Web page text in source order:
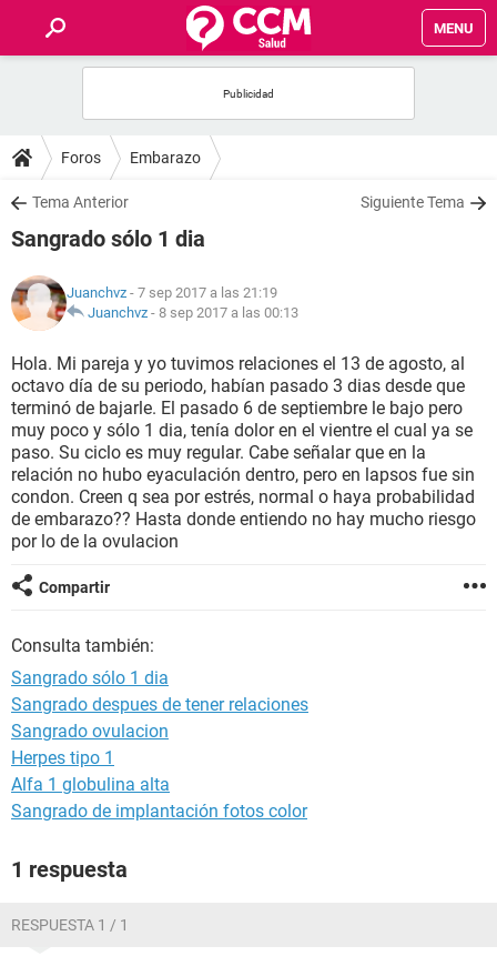
MENU
FOROS
SALUD
FAMILIA
NUTRICIÓN
BIENESTAR
SEXUALIDAD
GLOSARIO
Foros Embarazo
Tema Anterior Siguiente Tema
Sangrado sólo 1 dia
Juanchvz - 7 sep 2017 a las 21:19
Juanchvz - 8 sep 2017 a las 00:13
Hola. Mi pareja y yo tuvimos relaciones el 13 de agosto, al
octavo día de su periodo, habían pasado 3 dias desde que
terminó de bajarle. El pasado 6 de septiembre le bajo pero
muy poco y sólo 1 dia, tenía dolor en el vientre el cual ya se
paso. Su ciclo es muy regular. Cabe señalar que en la
relación no hubo eyaculación dentro, pero en lapsos fue sin
condon. Creen q sea por estrés, normal o haya probabilidad
de embarazo?? Hasta donde entiendo no hay mucho riesgo
por lo de la ovulacion
Compartir
Consulta también:
Sangrado sólo 1 dia
Sangrado despues de tener relaciones
Sangrado ovulacion
Herpes tipo 1
Alfa 1 globulina alta
Sangrado de implantación fotos color
1 respuesta
RESPUESTA 1 / 1